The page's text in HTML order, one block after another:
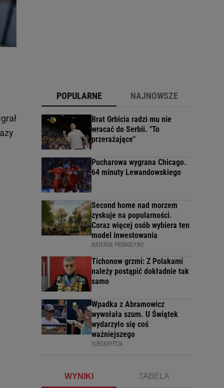
POPULARNE NAJNOWSZE
Brat Grbicia radzi mu nie
wracać do Serbii. "To
przerażające"
Pucharowa wygrana Chicago.
64 minuty Lewandowskiego
Second home nad morzem
zyskuje na popularności.
Coraz więcej osób wybiera ten
model inwestowania
MATERIAŁ PROMOCYJNY
Tichonow grzmi: Z Polakami
należy postąpić dokładnie tak
samo
Wpadka z Abramowicz
wywołała szum. U Świątek
wydarzyło się coś
ważniejszego
SUBSKRYPCJA
WYNIKI TABELA